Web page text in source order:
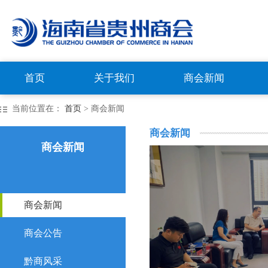
首页 关于我们 商会新闻
当前位置在： 首页 > 商会新闻
商会新闻
商会新闻
商会公告
黔商风采
商会新闻